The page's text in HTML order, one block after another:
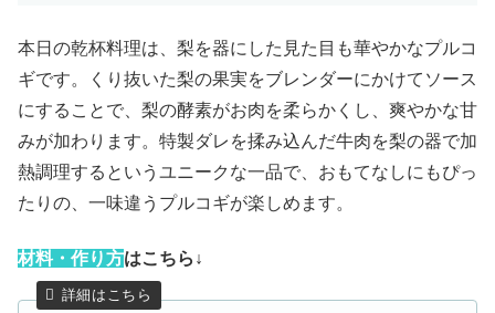
本日の乾杯料理は、梨を器にした見た目も華やかなプルコ
ギです。くり抜いた梨の果実をブレンダーにかけてソース
にすることで、梨の酵素がお肉を柔らかくし、爽やかな甘
みが加わります。特製ダレを揉み込んだ牛肉を梨の器で加
熱調理するというユニークな一品で、おもてなしにもぴっ
たりの、一味違うプルコギが楽しめます。
材料・作り方はこちら↓